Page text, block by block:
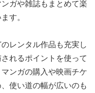
ガや雑誌もまとめて楽
す。
レンタル作品も充実し
れるポイントを使って
ンガの購入や映画チケ
使い道の幅が広いのも